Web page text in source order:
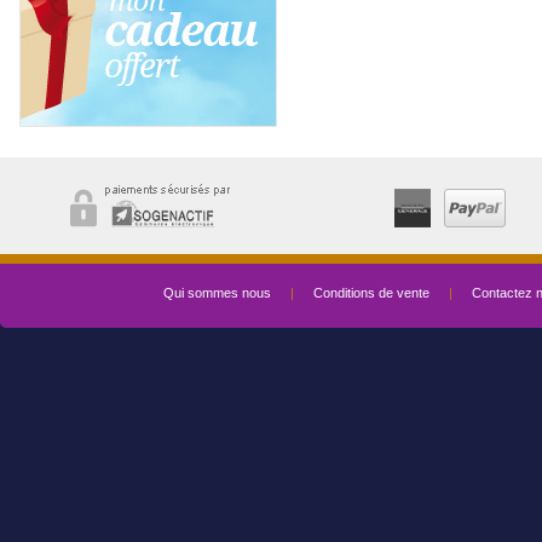
Qui sommes nous | Conditions de vente | Contactez